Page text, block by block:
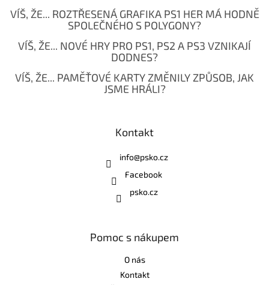
VÍŠ, ŽE... ROZTŘESENÁ GRAFIKA PS1 HER MÁ HODNĚ
SPOLEČNÉHO S POLYGONY?
VÍŠ, ŽE... NOVÉ HRY PRO PS1, PS2 A PS3 VZNIKAJÍ
DODNES?
VÍŠ, ŽE... PAMĚŤOVÉ KARTY ZMĚNILY ZPŮSOB, JAK
JSME HRÁLI?
Kontakt
info@psko.cz
Facebook
psko.cz
Pomoc s nákupem
O nás
Kontakt